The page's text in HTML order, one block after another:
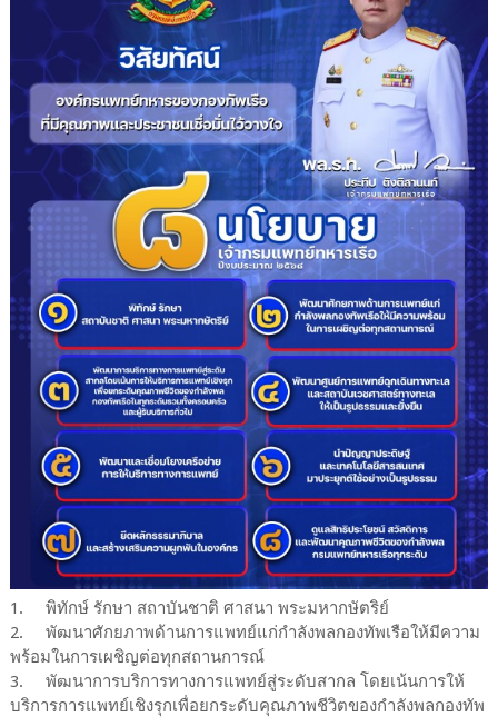
1.
พิทักษ์ รักษา สถาบันชาติ ศาสนา พระมหากษัตริย์
2.
พัฒนาศักยภาพด้านการแพทย์แก่กำลังพลกองทัพเรือให้มีความ
พร้อมในการเผชิญต่อทุกสถานการณ์
3.
พัฒนาการบริการทางการแพทย์สู่ระดับสากล โดยเน้นการให้
บริการการแพทย์เชิงรุกเพื่อยกระดับคุณภาพชีวิตของกำลังพลกองทัพ